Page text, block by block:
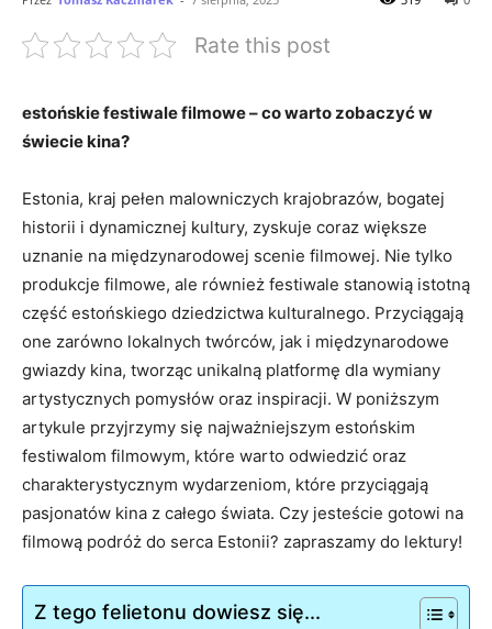
Rate this post
estońskie festiwale filmowe – co warto zobaczyć w
świecie kina?
Estonia, kraj pełen malowniczych krajobrazów, bogatej
historii i dynamicznej kultury, zyskuje coraz większe
uznanie na ⁣międzynarodowej scenie filmowej. Nie ⁤tylko
produkcje filmowe,‌ ale również festiwale stanowią ⁣istotną
część estońskiego dziedzictwa kulturalnego. Przyciągają
one zarówno lokalnych twórców, jak ‍i międzynarodowe
‍gwiazdy kina, tworząc ⁢unikalną platformę dla‌ wymiany
⁤artystycznych pomysłów oraz inspiracji. W poniższym
artykule przyjrzymy ⁤się najważniejszym estońskim
⁣festiwalom filmowym, które warto odwiedzić oraz‍
charakterystycznym ‍wydarzeniom, które przyciągają
pasjonatów kina z całego świata. Czy jesteście gotowi na
filmową‍ podróż do serca Estonii? zapraszamy do lektury!
Z tego felietonu dowiesz się...